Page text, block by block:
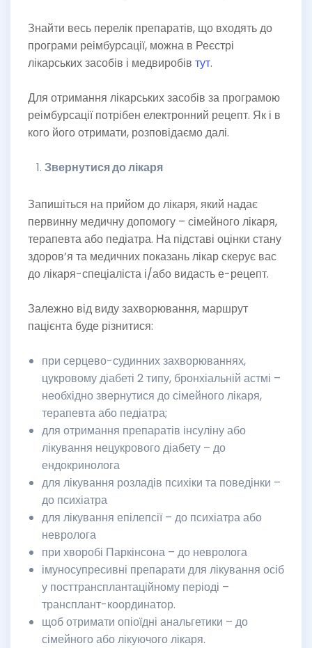
Знайти весь перелік препаратів, що входять до
програми реімбурсації, можна в Реєстрі
лікарських засобів і медвиробів тут.
Для отримання лікарських засобів за програмою
реімбурсації потрібен електронний рецепт. Як і в
кого його отримати, розповідаємо далі.
Звернутися до лікаря
Запишіться на прийом до лікаря, який надає
первинну медичну допомогу – сімейного лікаря,
терапевта або педіатра. На підставі оцінки стану
здоров’я та медичних показань лікар скерує вас
до лікаря-спеціаліста і/або видасть е-рецепт.
Залежно від виду захворювання, маршрут
пацієнта буде різнитися:
при серцево-судинних захворюваннях,
цукровому діабеті 2 типу, бронхіальній астмі –
необхідно звернутися до сімейного лікаря,
терапевта або педіатра;
для отримання препаратів інсуліну або
лікування нецукрового діабету – до
ендокринолога
для лікування розладів психіки та поведінки –
до психіатра
для лікування епілепсії – до психіатра або
невролога
при хворобі Паркінсона – до невролога
імуносупресивні препарати для лікування осіб
у посттрансплантаційному періоді –
трансплант-координатор.
щоб отримати опіоїдні анальгетики – до
сімейного або лікуючого лікаря.